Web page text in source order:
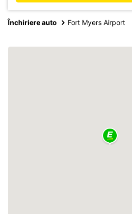
Închiriere auto Fort Myers Airport